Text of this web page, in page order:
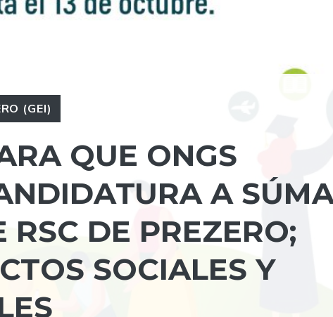
(GEI)
QUE ONGS
A
DE PREZERO;
SOCIALES Y